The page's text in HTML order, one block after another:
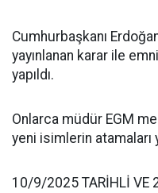
Cumhurbaşkanı
yayınlanan karar ile
yapıldı.
Onlarca müdür EGM
yeni isimlerin atamaları
10/9/2025 TARİHLİ VE